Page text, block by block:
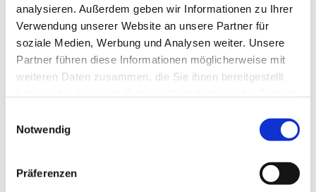
analysieren. Außerdem geben wir Informationen zu Ihrer
Verwendung unserer Website an unsere Partner für
soziale Medien, Werbung und Analysen weiter. Unsere
Partner führen diese Informationen möglicherweise mit
weiteren Daten zusammen, die Sie ihnen bereitgestellt
Notwendig
Präferenzen